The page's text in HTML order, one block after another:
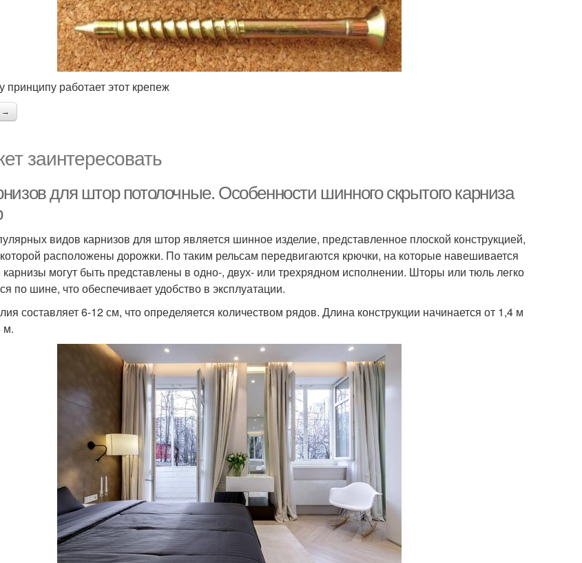
принципу работает этот крепеж
→
заинтересовать
для штор потолочные. Особенности шинного скрытого карниза
видов карнизов для штор является шинное изделие, представленное плоской конструкцией,
расположены дорожки. По таким рельсам передвигаются крючки, на которые навешивается
могут быть представлены в одно-, двух- или трехрядном исполнении. Шторы или тюль легко
по шине, что обеспечивает удобство в эксплуатации.
составляет 6-12 см, что определяется количеством рядов. Длина конструкции начинается от 1,4 м
м.